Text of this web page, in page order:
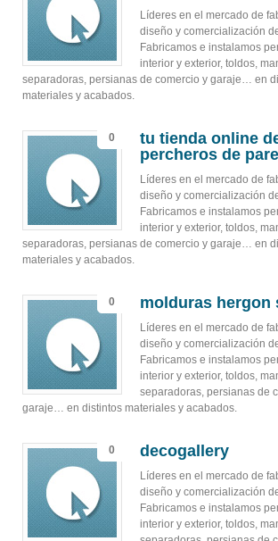
Líderes en el mercado de
diseño y comercialización
Fabricamos e instalamos
interior y exterior, toldos,
separadoras, persianas de comercio y garaje… en
materiales y acabados.
0
tu tienda online
percheros de
Líderes en el mercado de
diseño y comercialización
Fabricamos e instalamos
interior y exterior, toldos,
separadoras, persianas de comercio y garaje… en
materiales y acabados.
0 molduras hergon
Líderes en el mercado de
diseño y comercialización
Fabricamos e instalamos
interior y exterior, toldos,
separadoras, persianas de
garaje… en distintos materiales y acabados.
0 decogallery
Líderes en el mercado de
diseño y comercialización
Fabricamos e instalamos
interior y exterior, toldos,